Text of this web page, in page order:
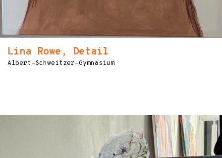
Lina Rowe, Detail
Albert-Schweitzer-Gymnasium